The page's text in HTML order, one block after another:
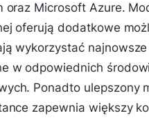
oraz Microsoft Azure.
oferują dodatkowe
wykorzystać
w odpowiednich
Ponadto ulepszony
zapewnia większy